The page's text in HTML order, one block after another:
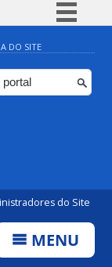
BR
DO SITE
do Site
MENU